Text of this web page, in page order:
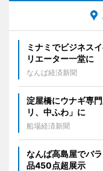
ミナミでビジネス
リエーター一堂に
なんば経済新聞
淀屋橋にウナギ専
リ、中ふわ」に
船場経済新聞
なんば高島屋でバ
品450点超展示